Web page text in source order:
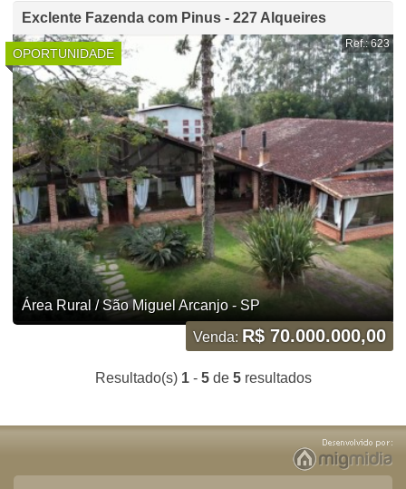
Exclente Fazenda com Pinus - 227 Alqueires
OPORTUNIDADE
Ref.: 623
Área Rural / São Miguel Arcanjo - SP
Venda: R$ 70.000.000,00
Resultado(s) 1- 5de 5resultados